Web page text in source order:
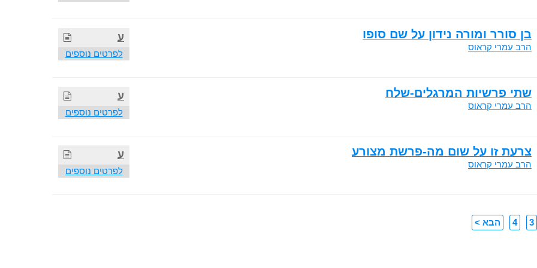
ע
לפרטים נוספים
בן סורר ומורה נידון על שם סופו
הרב עמרי קראוס
ע
לפרטים נוספים
שתי פרשיות המרגלים-שלח
הרב עמרי קראוס
ע
לפרטים נוספים
צרעת זו על שום מה-פרשת מצורע
הרב עמרי קראוס
3
4 הבא >